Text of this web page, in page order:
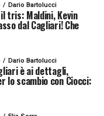
Dario Bartolucci
tris: Maldini, Kevin
dal Cagliari! Che
Dario Bartolucci
è ai dettagli,
lo scambio con Ciocci: